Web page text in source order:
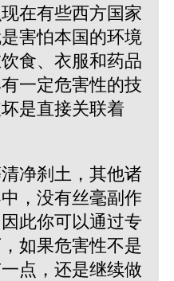
在有些西方国家
害怕本国的环境
食、衣服和药品
一定危害性的技
是直接关联着
净刹土，其他诸
，没有丝毫副作
此你可以通过专
如果危害性不是
点，还是继续做